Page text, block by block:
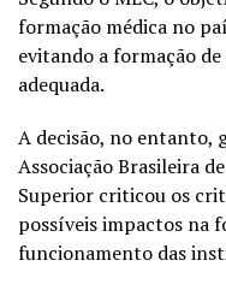
formação médica no
evitando a formação
adequada.
A decisão, no entanto,
Associação Brasileira
Superior criticou os
possíveis impactos na
funcionamento das